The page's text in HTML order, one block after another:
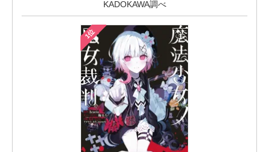
KADOKAWA調べ
1位